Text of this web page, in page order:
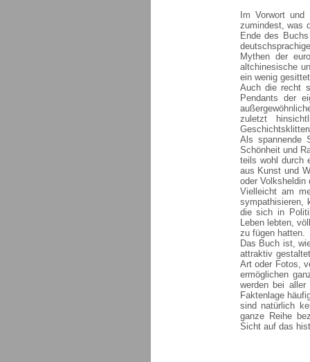
Im Vorwort
zumindest, was
Ende des
Mythen der
altchinesische
ein wenig
Auch die recht
Pendants der
zuletzt
Als spannende
Schönheit und
teils wohl durch
aus Kunst und
oder
Vielleicht am
sympathisieren,
die sich in
Leben lebten,
zu fügen hatten.
Das Buch ist,
attraktiv
Art oder Fotos,
ermöglichen
werden bei
Faktenlage
sind natürlich
ganze Reihe
Sicht auf das